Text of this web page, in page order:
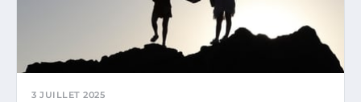
3 JUILLET 2025